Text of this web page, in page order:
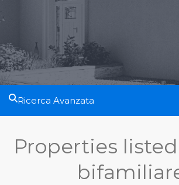
Ricerca Avanzata
Properties